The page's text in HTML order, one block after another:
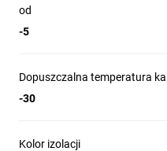
od
-5
Dopuszczalna temperatura
-30
Kolor izolacji